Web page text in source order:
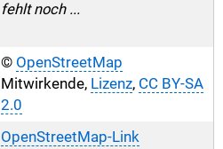
fehlt noch ...
© OpenStreetMap
Mitwirkende, Lizenz, CC BY-SA
2.0
OpenStreetMap-Link